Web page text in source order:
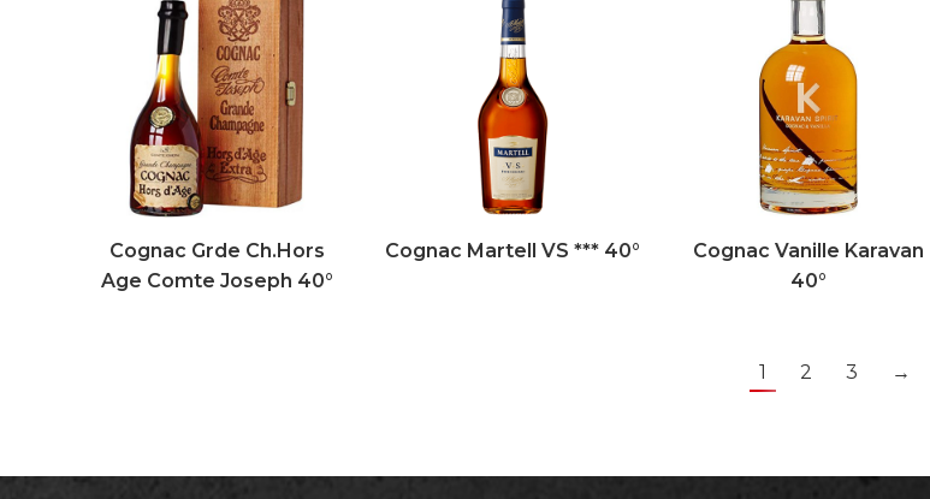
Cognac Grde Ch.Hors
Age Comte Joseph 40°
Cognac Martell VS *** 40°
Cognac Vanille Karavan
40°
1 2 3 →